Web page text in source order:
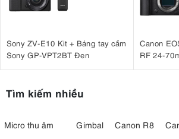
Sony ZV-E10 Kit + Báng tay cầm
Sony GP-VPT2BT Đen
Canon
RF 24-
Tìm kiếm nhiều
Micro thu âm Gimbal Canon R8